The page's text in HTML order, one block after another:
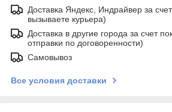
Доставка Яндекс, Индрайвер за
вызываете курьера)
Доставка в другие города за счет
отправки по договоренности)
Самовывоз
Все условия доставки